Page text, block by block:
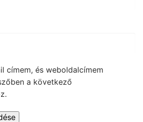
címem, és weboldalcímem
a következő